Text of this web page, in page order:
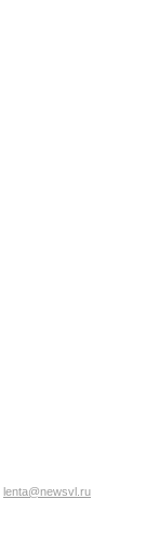
lenta@newsvl.ru